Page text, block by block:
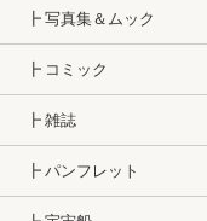
┣ 写真集＆ムック
┣ コミック
┣ 雑誌
┣ パンフレット